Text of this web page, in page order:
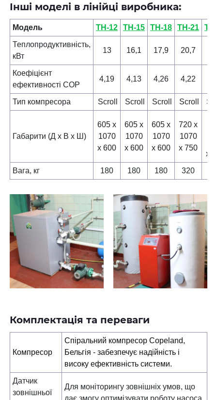
Інші моделі в лінійці виробника:
Модель ТН-12 ТН-15 ТН-18 ТН-21
Теплопродуктивність,
кВт
13 16,1 17,9 20,7
Коефіцієнт
ефективності COP
4,19 4,13 4,26 4,22
Тип компресора Scroll Scroll Scroll Scroll
Габарити (Д х В х Ш)
605 х
1070
х 600
605 х
1070
х 600
605 х
1070
х 600
720 х
1070
х 750
х
Вага, кг 180 180 180 320
Комплектація та переваги
Компресор
Спіральний компресор Copeland,
Бельгія - забезпечує надійність і
високу ефективність системи.
Датчик
зовнішньої
Для моніторингу зовнішніх умов, що
дає змогу оптимізувати роботу насоса.